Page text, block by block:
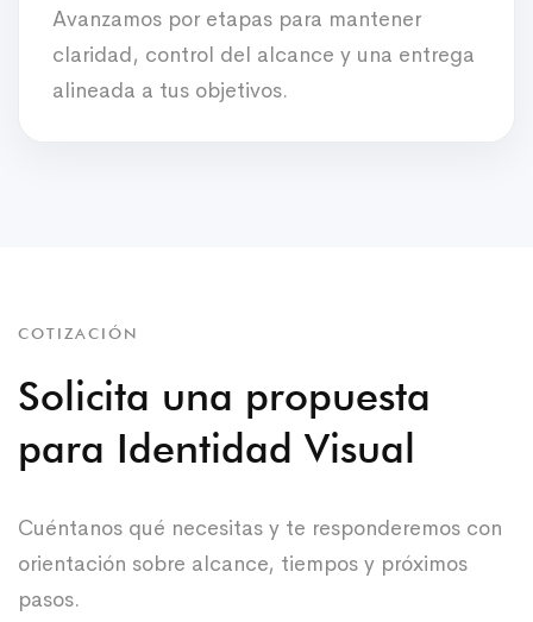
Avanzamos por etapas para mantener
claridad, control del alcance y una entrega
alineada a tus objetivos.
COTIZACIÓN
Solicita una propuesta
para Identidad Visual
Cuéntanos qué necesitas y te responderemos con
orientación sobre alcance, tiempos y próximos
pasos.